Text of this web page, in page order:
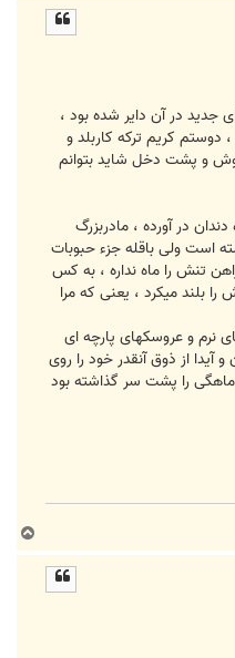
در آن دایر شده بود ،
دوستم کریم ترکه کاربلد و
و پشت دخل شاید بتوانم
در آورده ، مادربزرگ
است ولی باقله جزء حبوبات
تنش را ماه نداره ، به کس
بلند میکرد ، یعنی که مرا
نرم و عروسکهای پارچه ای
آیدا از ذوق آنقدر خود را روی
ماهگی را پشت سر گذاشته بود
ا